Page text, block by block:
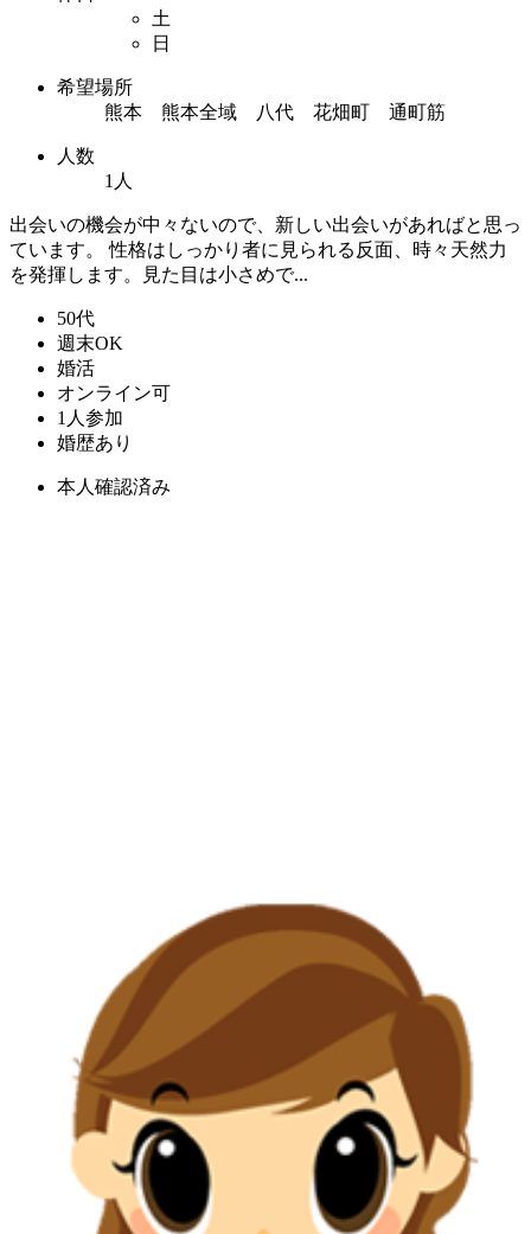
土
日
希望場所
熊本 熊本全域 八代 花畑町 通町筋
人数
1人
出会いの機会が中々ないので、新しい出会いがあればと思っ
ています。 性格はしっかり者に見られる反面、時々天然力
を発揮します。見た目は小さめで...
50代
週末OK
婚活
オンライン可
1人参加
婚歴あり
本人確認済み